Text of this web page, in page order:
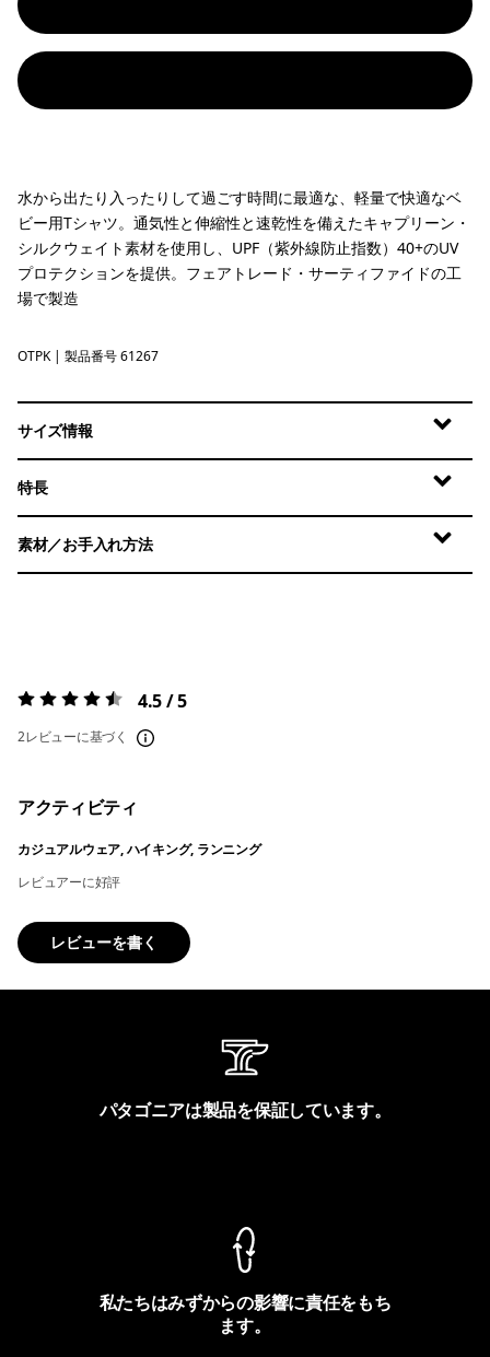
水から出たり入ったりして過ごす時間に最適な、軽量で快適なベ
ビー用Tシャツ。通気性と伸縮性と速乾性を備えたキャプリーン・
シルクウェイト素材を使用し、UPF（紫外線防止指数）40+のUV
プロテクションを提供。フェアトレード・サーティファイドの工
場で製造
'95 Oval Logo Tropiclimb: Pickled Pink
OTPK | 製品番号 61267
サイズ情報
特長
素材／お手入れ方法
評価:4.5 / 5 4.5 / 5
2レビューに基づく
アクティビティ
カジュアルウェア, ハイキング, ランニング
レビュアーに好評
レビューを書く
パタゴニアは製品を保証しています。
私たちはみずからの影響に責任をもち
ます。